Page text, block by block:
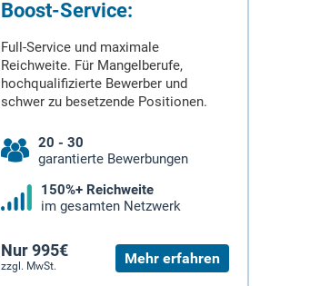
Boost-Service:
Full-Service und maximale
Reichweite. Für Mangelberufe,
hochqualifizierte Bewerber und
schwer zu besetzende Positionen.
20 - 30
garantierte Bewerbungen
150%+ Reichweite
im gesamten Netzwerk
Nur 995€
zzgl. MwSt. Mehr erfahren